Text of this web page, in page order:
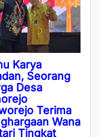
Karya
Seorang
Desa
Terima
Wana
Tingkat